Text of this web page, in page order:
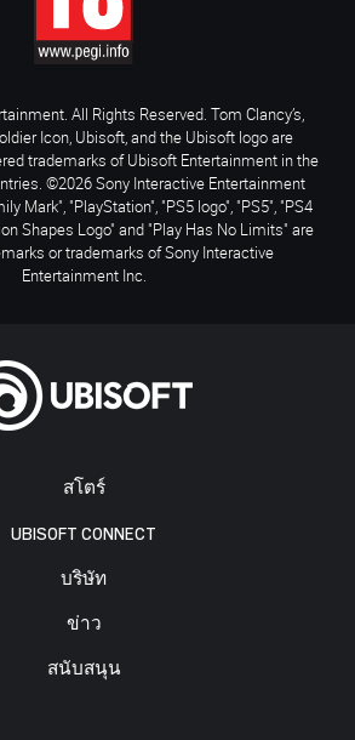
สโตร์
UBISOFT CONNECT
บริษัท
ข่าว
สนับสนุน
All Rights Reserved. Tom Clancy’s,
Icon, Ubisoft, and the Ubisoft logo are
trademarks of Ubisoft Entertainment in the
©2026 Sony Interactive Entertainment
Mark", "PlayStation", "PS5 logo", "PS5", "PS4
Shapes Logo" and "Play Has No Limits" are
or trademarks of Sony Interactive
Entertainment Inc.